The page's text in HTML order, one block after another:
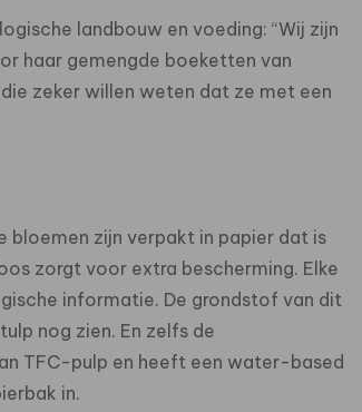
landbouw en voeding: “Wij zijn
haar gemengde boeketten van
zeker willen weten dat ze met een
bloemen zijn verpakt in papier dat is
zorgt voor extra bescherming. Elke
informatie. De grondstof van dit
nog zien. En zelfs de
TFC-pulp en heeft een water-based
in.